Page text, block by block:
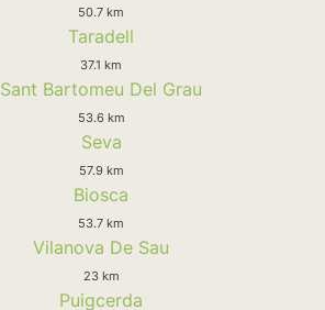
50.7 km
Taradell
37.1 km
Sant Bartomeu Del Grau
53.6 km
Seva
57.9 km
Biosca
53.7 km
Vilanova De Sau
23 km
Puigcerda